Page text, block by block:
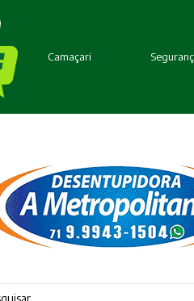
Camaçari